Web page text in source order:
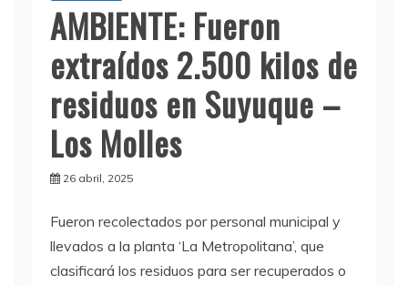
AMBIENTE: Fueron
extraídos 2.500 kilos de
residuos en Suyuque –
Los Molles
26 abril, 2025
Fueron recolectados por personal municipal y
llevados a la planta ‘La Metropolitana’, que
clasificará los residuos para ser recuperados o